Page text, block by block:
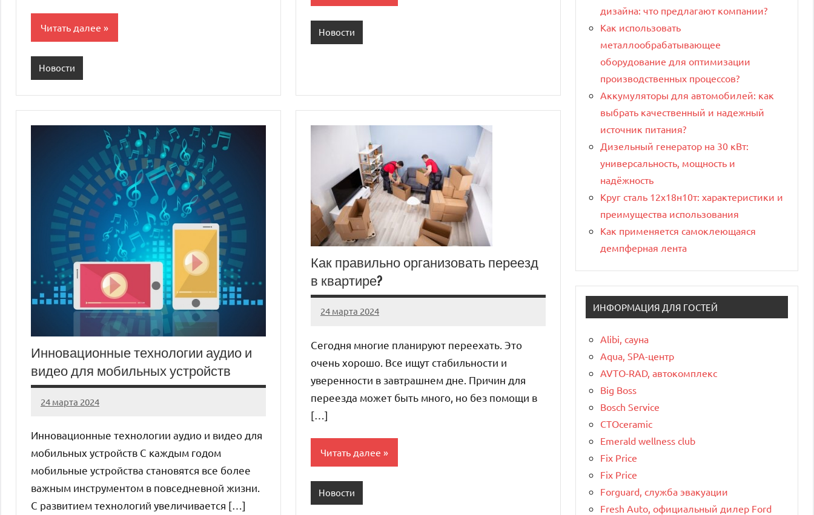
Читать далее
Новости
Новости
Инновационные технологии аудио и
видео для мобильных устройств
24 марта 2024
stroyka_sl_r
Нет
Инновационные технологии аудио и видео для
мобильных устройств С каждым годом
мобильные устройства становятся все более
важным инструментом в повседневной жизни.
С развитием технологий увеличивается […]
Как правильно организовать переезд
в квартире?
24 марта 2024
stroyka_sl_r
Нет
Сегодня многие планируют переехать. Это
очень хорошо. Все ищут стабильности и
уверенности в завтрашнем дне. Причин для
переезда может быть много, но без помощи в
[…]
Читать далее
Новости
дизайна: что предлагают компании?
Как использовать
металлообрабатывающее
оборудование для оптимизации
производственных процессов?
Аккумуляторы для автомобилей: как
выбрать качественный и надежный
источник питания?
Дизельный генератор на 30 кВт:
универсальность, мощность и
надёжность
Круг сталь 12х18н10т: характеристики и
преимущества использования
Как применяется самоклеющаяся
демпферная лента
ИНФОРМАЦИЯ ДЛЯ ГОСТЕЙ
Alibi, сауна
Aqua, SPA-центр
AVTO-RAD, автокомплекс
Big Boss
Bosch Service
CTOceramic
Emerald wellness club
Fix Price
Fix Price
Forguard, служба эвакуации
Fresh Auto, официальный дилер Ford